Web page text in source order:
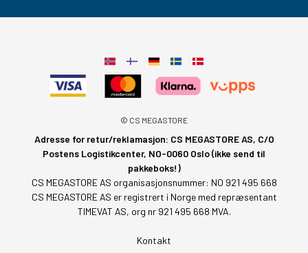
© CS MEGASTORE
Adresse for retur/reklamasjon: CS MEGASTORE AS, C/O
Postens Logistikcenter, NO-0060 Oslo (ikke send til
pakkeboks!)
CS MEGASTORE AS organisasjonsnummer: NO 921 495 668
CS MEGASTORE AS er registrert i Norge med repræsentant
TIMEVAT AS, org nr 921 495 668 MVA.
Kontakt